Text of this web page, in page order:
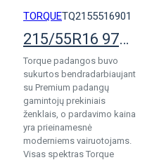
TORQUETQ2155516901
215/55R16 97V Torque TQ901 padanga
Torque padangos buvo
sukurtos bendradarbiaujant
su Premium padangų
gamintojų prekiniais
ženklais, o pardavimo kaina
yra prieinamesnė
moderniems vairuotojams.
Visas spektras Torque